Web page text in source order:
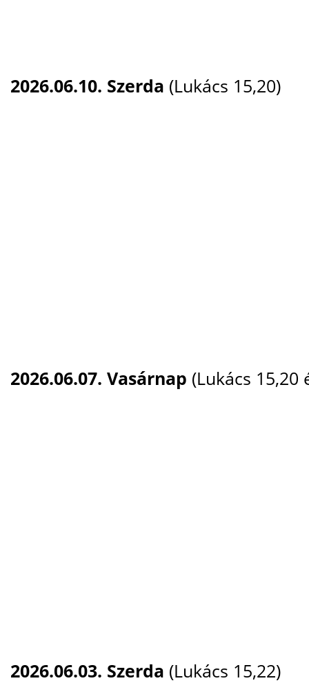
2026.06.10. Szerda (Lukács 15,20)
2026.06.07. Vasárnap (Lukács 15,20
2026.06.03. Szerda (Lukács 15,22)